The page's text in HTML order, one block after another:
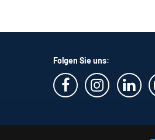
Folgen Sie uns: